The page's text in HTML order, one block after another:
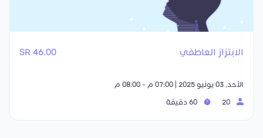
الابتزاز العاطفي 46.00 SR
الأحد, 03 يونيو 2025 | 07:00 م - 08:00 م